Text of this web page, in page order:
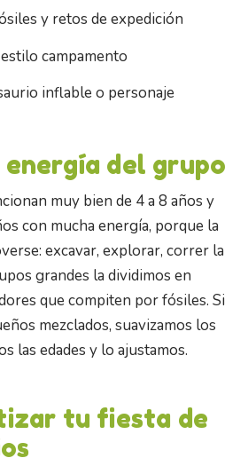
y retos de expedición
campamento
inflable o personaje
energía del grupo
muy bien de 4 a 8 años y
con mucha energía, porque la
excavar, explorar, correr la
grandes la dividimos en
que compiten por fósiles. Si
mezclados, suavizamos los
las edades y lo ajustamos.
tu fiesta de